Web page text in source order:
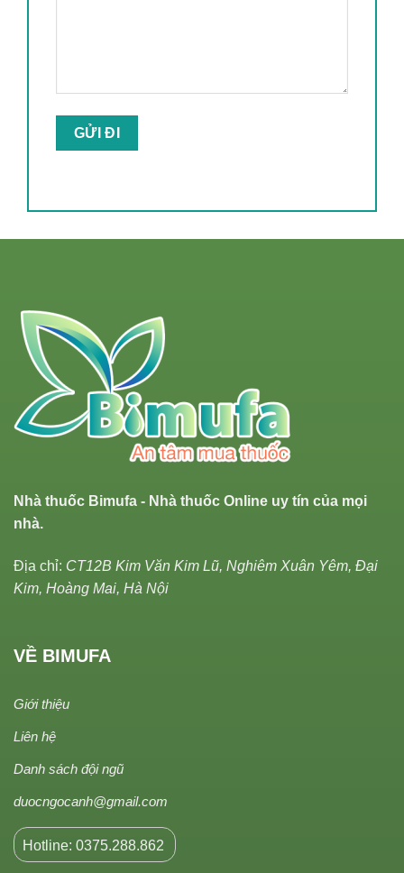
Nhà thuốc Bimufa - Nhà thuốc Online uy tín của mọi
nhà.
Địa chỉ: CT12B Kim Văn Kim Lũ, Nghiêm Xuân Yêm, Đại
Kim, Hoàng Mai, Hà Nội
VỀ BIMUFA
Giới thiệu
Liên hệ
Danh sách đội ngũ
duocngocanh@gmail.com
Hotline: 0375.288.862